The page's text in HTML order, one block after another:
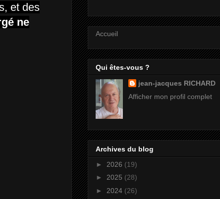
et des
ne
Accueil
Qui êtes-vous ?
jean-jacques RICHARD
Afficher mon profil complet
Archives du blog
► 2026 (19)
► 2025 (28)
► 2024 (26)